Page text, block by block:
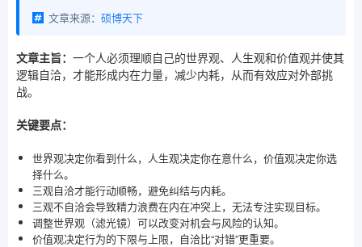
文章来源： 硕博天下
文章主旨： 一个人必须理顺自己的世界观、人生观和价值观并使其
逻辑自洽，才能形成内在力量，减少内耗，从而有效应对外部挑
战。
关键要点：
世界观决定你看到什么，人生观决定你在意什么，价值观决定你选
择什么。
三观自洽才能行动顺畅，避免纠结与内耗。
三观不自洽会导致精力浪费在内在冲突上，无法专注实现目标。
调整世界观（滤光镜）可以改变对机会与风险的认知。
价值观决定行为的下限与上限，自洽比“对错”更重要。